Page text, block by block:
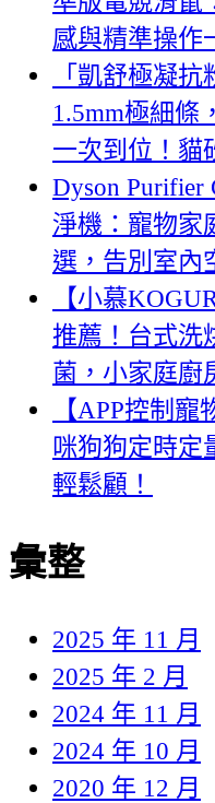
感與精準操作
「凱舒極凝
1.5mm極細條
一次到位！貓
Dyson Purifier
淨機：寵物家
選，告別室內
【小慕
推薦！台式洗
菌，小家庭廚
【APP控制
咪狗狗定時定
輕鬆顧！
彙整
2025 年 11 月
2025 年 2 月
2024 年 11 月
2024 年 10 月
2020 年 12 月